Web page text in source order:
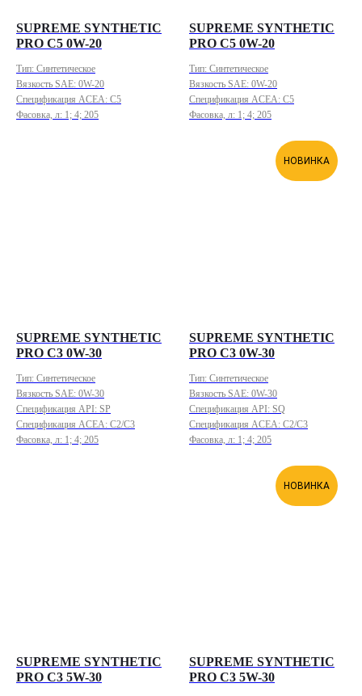
SUPREME SYNTHETIC
PRO C5 0W-20
Тип: Синтетическое
Вязкость SAE: 0W-20
Спецификация ACEA: C5
Фасовка, л: 1; 4; 205
SUPREME SYNTHETIC
PRO C5 0W-20
Тип: Синтетическое
Вязкость SAE: 0W-20
Спецификация ACEA: C5
Фасовка, л: 1; 4; 205
SUPREME SYNTHETIC
PRO C3 0W-30
Тип: Синтетическое
Вязкость SAE: 0W-30
Спецификация API: SP
Спецификация ACEA: C2/C3
Фасовка, л: 1; 4; 205
НОВИНКА
SUPREME SYNTHETIC
PRO C3 0W-30
Тип: Синтетическое
Вязкость SAE: 0W-30
Спецификация API: SQ
Спецификация ACEA: C2/C3
Фасовка, л: 1; 4; 205
SUPREME SYNTHETIC
PRO C3 5W-30
НОВИНКА
SUPREME SYNTHETIC
PRO C3 5W-30